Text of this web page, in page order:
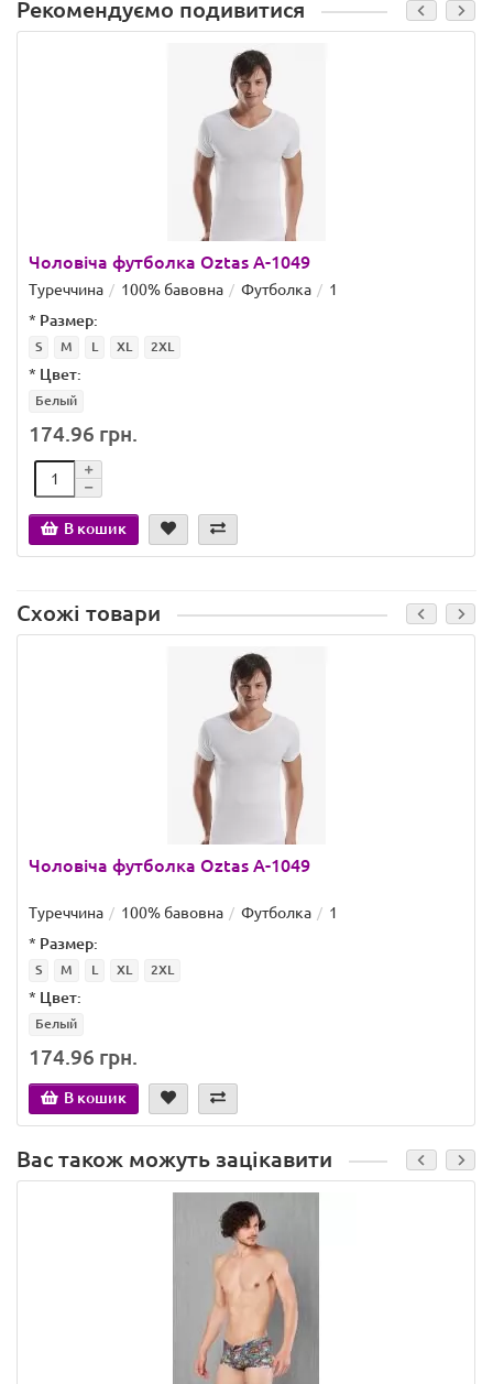
Рекомендуємо подивитися
Чоловіча футболка Oztas A-1049
Туреччина 100% бавовна Футболка
1
* Размер:
S M L XL 2XL
* Цвет:
Белый
174.96 грн.
В кошик
Схожі товари
Чоловіча футболка Oztas A-1049
Туреччина 100% бавовна Футболка
1
* Размер:
S M L XL 2XL
* Цвет:
Белый
174.96 грн.
В кошик
Вас також можуть зацікавити